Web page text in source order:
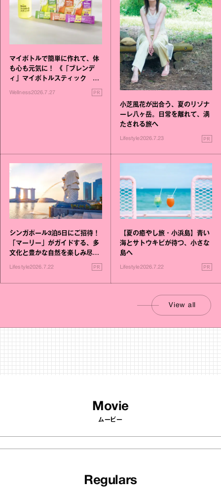
マイボトルで簡単に作れて、体
も心も元気に！ 《「ブレンデ
ィ」マイボトルスティック い
いこと毎日》シリーズが誕生
Wellness2026.7.27 PR
小芝風花が出合う、夏のリゾナ
ーレ八ヶ岳。日常を離れて、満
たされる旅へ
Lifestyle2026.7.23 PR
シンガポール3泊5日にご招待！
「マーリー」がガイドする、多
文化と豊かな自然を楽しみ尽く
Lifestyle2026.7.22 PR
【夏の癒やし旅・小浜島】青い
海とサトウキビが待つ、小さな
島へ
Lifestyle2026.7.22 PR
View all
Movie
ムービー
Regulars